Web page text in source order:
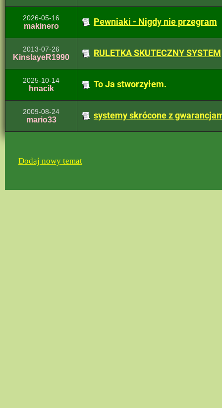
2026-05-16
makinero Pewniaki - Nigdy nie przegram
2013-07-26
KinslayeR1990 RULETKA SKUTECZNY SYSTEM
2025-10-14
hnacik To Ja stworzyłem.
2009-08-24
mario33 systemy skrócone z
Dodaj nowy temat